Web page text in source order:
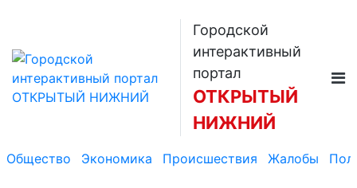
Городской
интерактивный
портал
ОТКРЫТЫЙ
НИЖНИЙ
Общество Экономика Происшествия Жалобы